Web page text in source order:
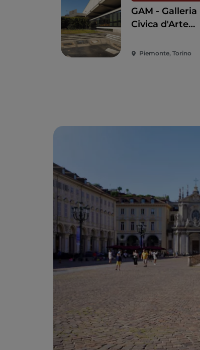
GAM - Galleria
Civica d'Arte
Piemonte, Torino